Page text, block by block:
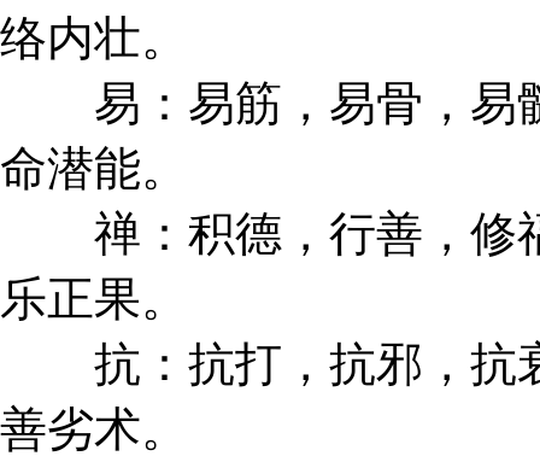
络内壮。
易：易筋，易骨，易
命潜能。
禅：积德，行善，修
乐正果。
抗：抗打，抗邪，抗
善劣术。